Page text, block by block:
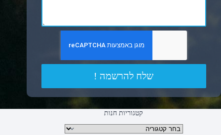
שלח להרשמה !
קטגוריות חנות
קטגוריות מוצרים